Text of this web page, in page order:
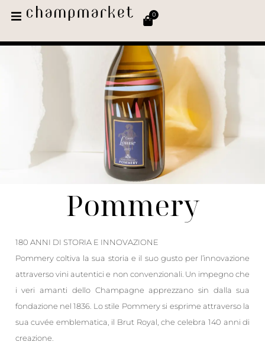
0
Pommery
180 ANNI DI STORIA E INNOVAZIONE
Pommery coltiva la sua storia e il suo gusto per l’innovazione
attraverso vini autentici e non convenzionali. Un impegno che
i veri amanti dello Champagne apprezzano sin dalla sua
fondazione nel 1836. Lo stile Pommery si esprime attraverso la
sua cuvée emblematica, il Brut Royal, che celebra 140 anni di
creazione.